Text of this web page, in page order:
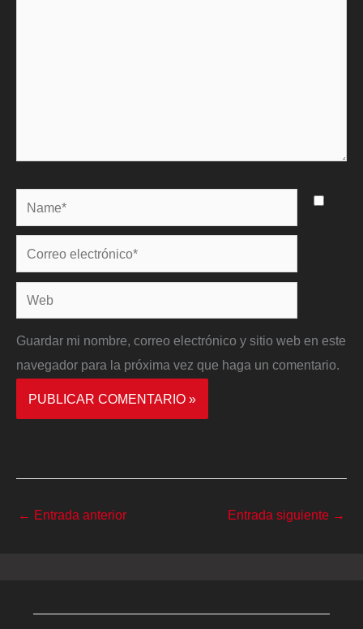
Name*
Correo
electrónico*
Web
Guardar mi nombre, correo electrónico y sitio web en este
navegador para la próxima vez que haga un comentario.
← Entrada anterior Entrada siguiente →